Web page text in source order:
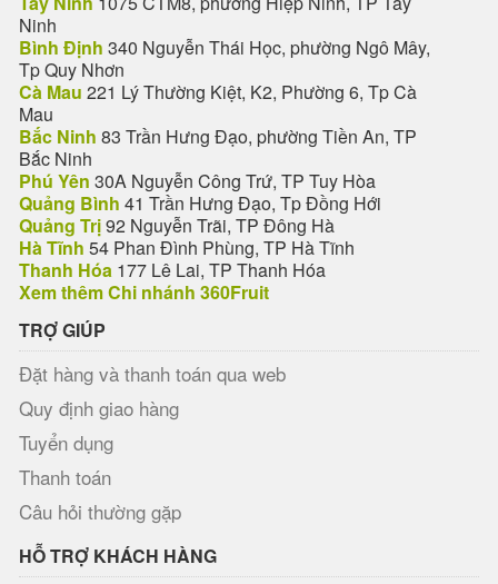
Ninh
Bình Định 340 Nguyễn Thái Học, phường Ngô Mây,
Tp Quy Nhơn
Cà Mau 221 Lý Thường Kiệt, K2, Phường 6, Tp Cà
Mau
Bắc Ninh 83 Trần Hưng Đạo, phường Tiền An, TP
Bắc Ninh
Phú Yên 30A Nguyễn Công Trứ, TP Tuy Hòa
Quảng Bình 41 Trần Hưng Đạo, Tp Đồng Hới
Quảng Trị92 Nguyễn Trãi, TP Đông Hà
Hà Tĩnh 54 Phan Đình Phùng, TP Hà Tĩnh
Thanh Hóa 177 Lê Lai, TP Thanh Hóa
Xem thêm Chi nhánh 360Fruit
TRỢ GIÚP
Đặt hàng và thanh toán qua web
Quy định giao hàng
Tuyển dụng
Thanh toán
Câu hỏi thường gặp
HỖ TRỢ KHÁCH HÀNG